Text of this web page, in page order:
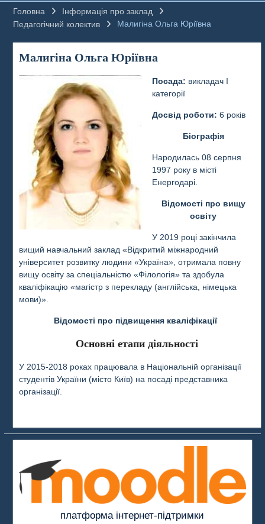
Головна
Інформація про заклад
Педагогічний колектив
Малигіна Ольга Юріївна
Малигіна Ольга Юріївна
Посада: викладач І
категорії
Досвід роботи: 6 років
Біографія
Народилась 08 серпня
1997 року в місті
Енергодарі.
Відомості про вищу
освіту
У 2019 році закінчила
вищий навчальний заклад «Відкритий міжнародний
університет розвитку людини «Україна», отримала повну
вищу освіту за спеціальністю «Філологія» та здобула
кваліфікацію «магістр з перекладу (англійська, німецька
мови)».
Відомості про підвищення кваліфікації
Основні етапи діяльності
У 2015-2018 роках працювала в Національній організації
студентів України (місто Київ) на посаді представника
організації.
платформа інтернет-підтримки